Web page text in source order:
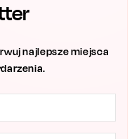
najlepsze miejsca